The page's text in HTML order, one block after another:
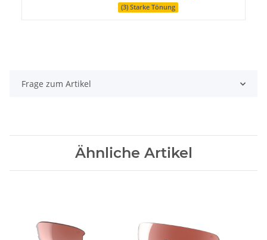
(3) Starke Tönung
Frage zum Artikel
Ähnliche Artikel